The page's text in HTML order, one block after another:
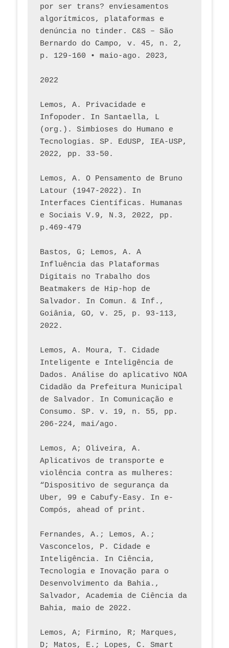
por ser trans? enviesamentos
algorítmicos, plataformas e
denúncia no tinder. C&S – São
Bernardo do Campo, v. 45, n. 2,
p. 129-160 • maio-ago. 2023,
2022
Lemos, A. Privacidade e
Infopoder. In Santaella, L
(org.). Simbioses do Humano e
Tecnologias. SP. EdUSP, IEA-USP,
2022, pp. 33-50.
Lemos, A. O Pensamento de Bruno
Latour (1947-2022). In
Interfaces Científicas. Humanas
e Sociais V.9, N.3, 2022, pp.
p.469-479
Bastos, G; Lemos, A. A
Influência das Plataformas
Digitais no Trabalho dos
Beatmakers de Hip-hop de
Salvador. In Comun. & Inf.,
Goiânia, GO, v. 25, p. 93-113,
2022.
Lemos, A. Moura, T. Cidade
Inteligente e Inteligência de
Dados. Análise do aplicativo NOA
Cidadão da Prefeitura Municipal
de Salvador. In Comunicação e
Consumo. SP. v. 19, n. 55, pp.
206-224, mai/ago.
Lemos, A; Oliveira, A.
Aplicativos de transporte e
violência contra as mulheres:
“Dispositivo de segurança da
Uber, 99 e Cabufy-Easy. In e-
Compós, ahead of print.
Fernandes, A.; Lemos, A.;
Vasconcelos, P. Cidade e
Inteligência. In Ciência,
Tecnologia e Inovação para o
Desenvolvimento da Bahia.,
Salvador, Academia de Ciência da
Bahia, maio de 2022.
Lemos, A; Firmino, R; Marques,
D; Matos, E.; Lopes, C. Smart